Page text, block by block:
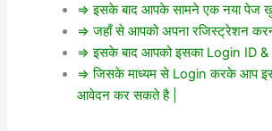
=> इसके बाद आपके सामने एक नया पेज
=> जहाँ से आपको अपना रजिस्ट्रेशन करना
=> इसके बाद आपको इसका Login ID &
=> जिसके माध्यम से Login करके आप
आवेदन कर सकते है |